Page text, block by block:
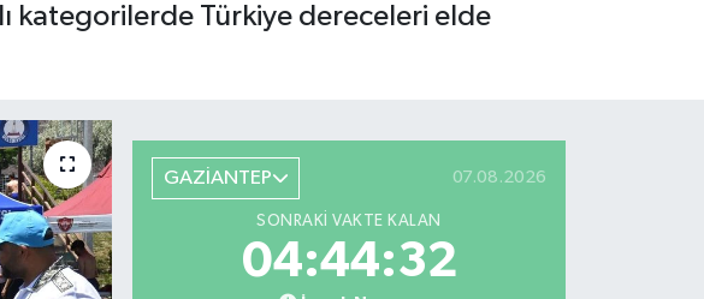
kategorilerde Türkiye dereceleri elde
GAZİANTEP 07.08.2026
SONRAKI VAKTE KALAN
04:44:31